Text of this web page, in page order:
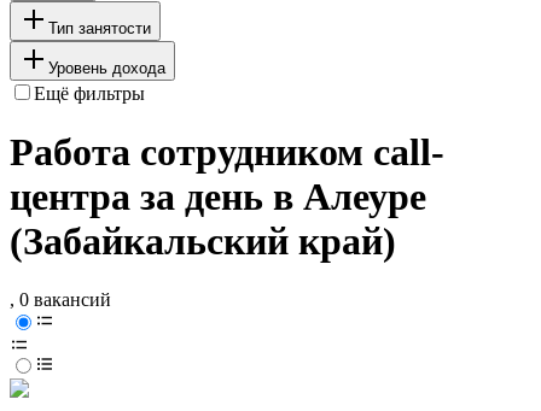
Тип занятости
Уровень дохода
Ещё фильтры
Работа сотрудником call-
центра за день в Алеуре
(Забайкальский край)
, 0 вакансий